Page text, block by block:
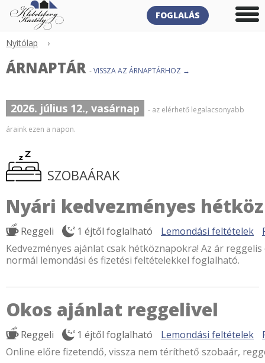
FOGLALÁS
Nyitólap ›
ÁRNAPTÁR -VISSZA AZ ÁRNAPTÁRHOZ →
2026. július 12., vasárnap
- az elérhető legalacsonyabb
áraink ezen a napon.
SZOBAÁRAK
Nyári kedvezményes
Reggeli 1 éjtől foglalható Lemondási feltételek
Kedvezményes ajánlat csak hétköznapokra! Az ár
normál lemondási és fizetési feltételekkel foglalható.
Okos ajánlat reggelivel
Reggeli 1 éjtől foglalható Lemondási feltételek
Online előre fizetendő, vissza nem téríthető szobaár,